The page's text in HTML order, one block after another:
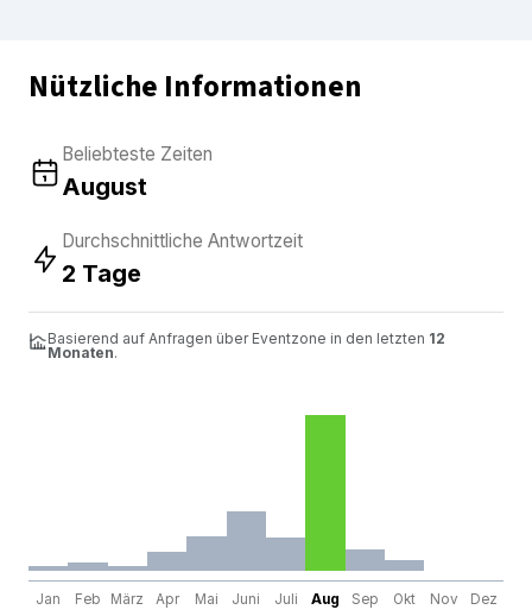
Nützliche Informationen
Beliebteste Zeiten
August
Durchschnittliche Antwortzeit
2 Tage
Basierend auf Anfragen über Eventzone in den letzten 12
Monaten.
Jan Feb März Apr Mai Juni Juli Aug Sep Okt Nov Dez